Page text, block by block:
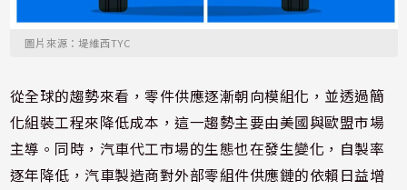
圖片來源：堤維西TYC
從全球的趨勢來看，零件供應逐漸朝向模組化，並透過簡
化組裝工程來降低成本，這一趨勢主要由美國與歐盟市場
主導。同時，汽車代工市場的生態也在發生變化，自製率
逐年降低，汽車製造商對外部零組件供應鏈的依賴日益增